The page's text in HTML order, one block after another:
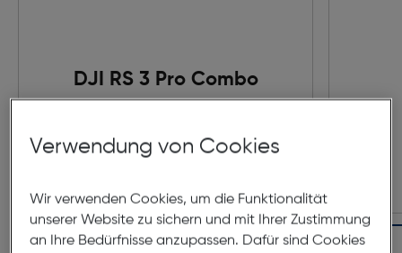
DJI RS 3 Pro Combo
Preis nach Rabatts
€ 860,00
statt
In den Warenkorb
Verwendung von Cookies
Wir verwenden Cookies, um die Funktionalität
unserer Website zu sichern und mit Ihrer Zustimmung
an Ihre Bedürfnisse anzupassen. Dafür sind Cookies